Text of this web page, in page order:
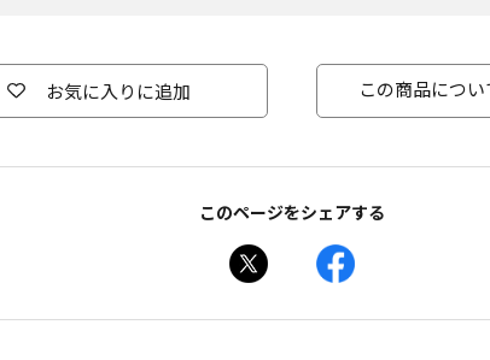
お気に入りに追加 この商品につ
このページをシェアする